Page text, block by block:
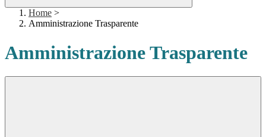
Home >
Amministrazione Trasparente
Amministrazione Trasparente